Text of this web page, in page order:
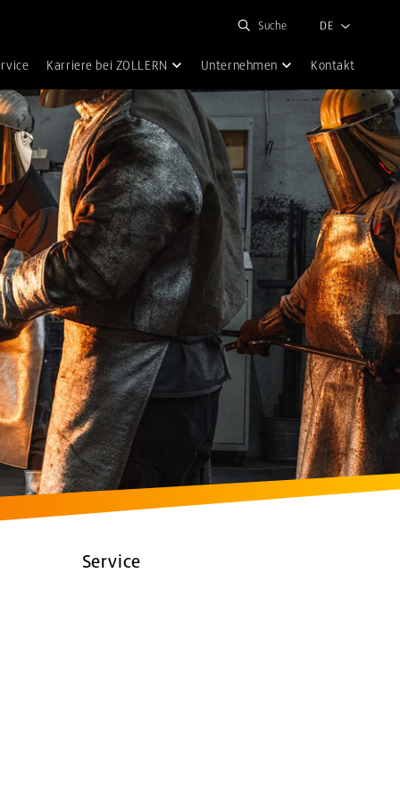
Suche
Karriere bei ZOLLERN Unternehmen Kontakt
DE
Service